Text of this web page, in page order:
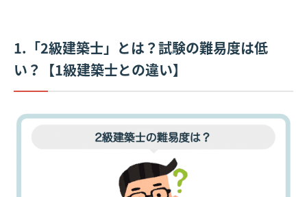
1.「2級建築士」とは？試験の難易度は低
い？【1級建築士との違い】